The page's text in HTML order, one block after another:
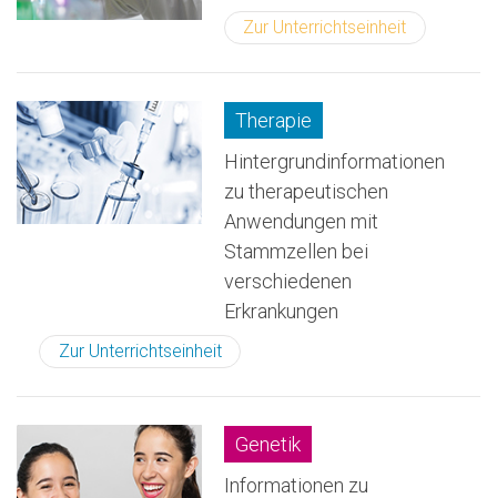
Zur Unterrichtseinheit
Therapie
Hintergrundinformationen
zu therapeutischen
Anwendungen mit
Stammzellen bei
verschiedenen
Erkrankungen
Zur Unterrichtseinheit
Genetik
Informationen zu